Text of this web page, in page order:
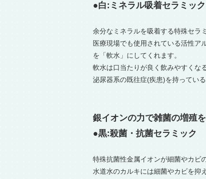
●白:ミネラル吸着セラミック
余分なミネラルを吸着する特殊セラ
医療現場でも使用されている活性ア
を「軟水」にしてくれます。
軟水は口当たりが良く飲みやすくな
泌尿器系の既往症(疾患)を持ってい
銀イオンの力で雑菌の増殖
●黒:殺菌・抗菌セラミック
特殊抗菌性金属イオンが細菌やカビ
水道水のカルキには細菌やカビを抑